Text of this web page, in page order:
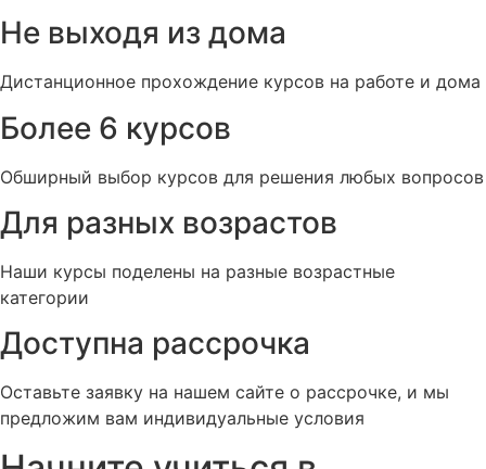
Не выходя из дома
Дистанционное прохождение курсов на работе и дома
Более 6 курсов
Обширный выбор курсов для решения любых вопросов
Для разных возрастов
Наши курсы поделены на разные возрастные
категории
Доступна рассрочка
Оставьте заявку на нашем сайте о рассрочке, и мы
предложим вам индивидуальные условия